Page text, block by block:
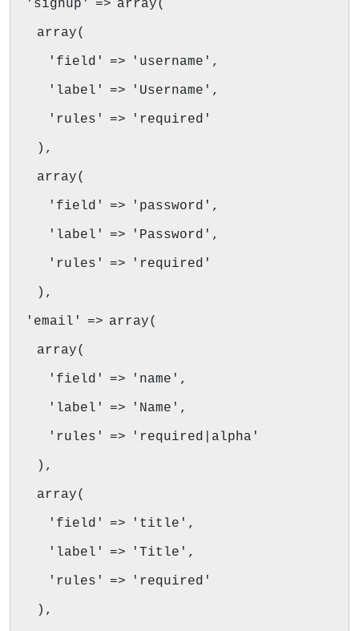
'signup' => array(
array(
'field' => 'username',
'label' => 'Username',
'rules' => 'required'
),
array(
'field' => 'password',
'label' => 'Password',
'rules' => 'required'
),
'email' => array(
array(
'field' => 'name',
'label' => 'Name',
'rules' => 'required|alpha'
),
array(
'field' => 'title',
'label' => 'Title',
'rules' => 'required'
),